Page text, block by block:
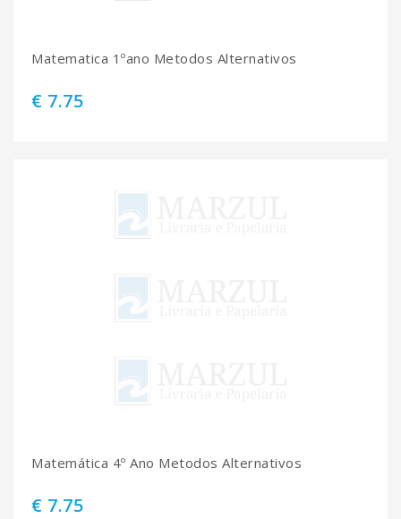
Matematica 1ºano Metodos Alternativos
€ 7.75
Matemática 4º Ano Metodos Alternativos
€ 7.75